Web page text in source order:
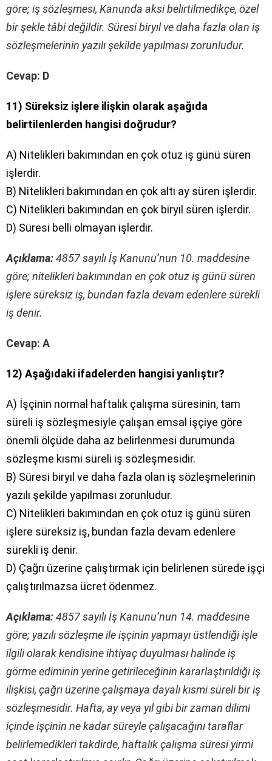
göre; iş sözleşmesi, Kanunda aksi belirtilmedikçe, özel
bir şekle tâbi değildir. Süresi biryıl ve daha fazla olan iş
sözleşmelerinin yazılı şekilde yapılması zorunludur.
Cevap: D
11) Süreksiz işlere ilişkin olarak aşağıda
belirtilenlerden hangisi doğrudur?
A) Nitelikleri bakımından en çok otuz iş günü süren
işlerdir.
B) Nitelikleri bakımından en çok altı ay süren işlerdir.
C) Nitelikleri bakımından en çok biryıl süren işlerdir.
D) Süresi belli olmayan işlerdir.
Açıklama:4857 sayılı İş Kanunu’nun 10. maddesine
göre; nitelikleri bakımından en çok otuz iş günü süren
işlere süreksiz iş, bundan fazla devam edenlere sürekli
iş denir.
Cevap: A
12) Aşağıdaki ifadelerden hangisi yanlıştır?
A) İşçinin normal haftalık çalışma süresinin, tam
süreli iş sözleşmesiyle çalışan emsal işçiye göre
önemli ölçüde daha az belirlenmesi durumunda
sözleşme kısmi süreli iş sözleşmesidir.
B) Süresi biryıl ve daha fazla olan iş sözleşmelerinin
yazılı şekilde yapılması zorunludur.
C) Nitelikleri bakımından en çok otuz iş günü süren
işlere süreksiz iş, bundan fazla devam edenlere
sürekli iş denir.
D) Çağrı üzerine çalıştırmak için belirlenen sürede işçi
çalıştırılmazsa ücret ödenmez.
Açıklama:4857 sayılı İş Kanunu’nun 14. maddesine
göre; yazılı sözleşme ile işçinin yapmayı üstlendiği işle
ilgili olarak kendisine ihtiyaç duyulması halinde iş
görme ediminin yerine getirileceğinin kararlaştırıldığı iş
ilişkisi, çağrı üzerine çalışmaya dayalı kısmi süreli bir iş
sözleşmesidir. Hafta, ay veya yıl gibi bir zaman dilimi
içinde işçinin ne kadar süreyle çalışacağını taraflar
belirlemedikleri takdirde, haftalık çalışma süresi yirmi